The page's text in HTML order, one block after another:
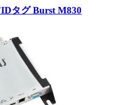
タグ Burst M830